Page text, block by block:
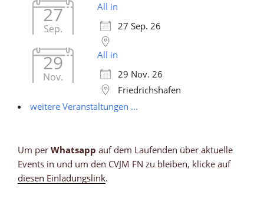
27
Sep.
All in
27 Sep. 26
29
Nov.
All in
29 Nov. 26
Friedrichshafen
weitere Veranstaltungen ...
Um per Whatsapp auf dem Laufenden über aktuelle
Events in und um den CVJM FN zu bleiben, klicke auf
diesen Einladungslink.